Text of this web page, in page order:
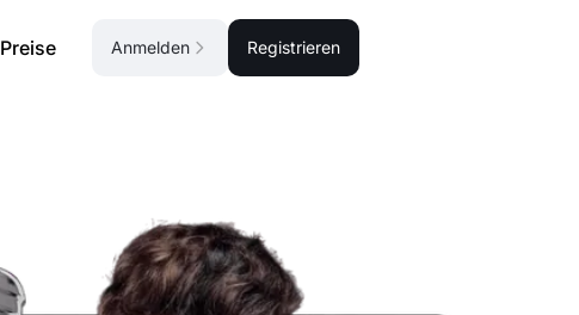
Preise Anmelden Registrieren